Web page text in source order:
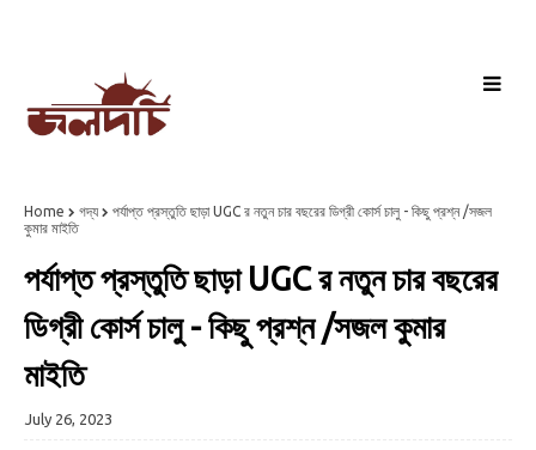
Home গদ্য
পর্যাপ্ত প্রস্তুতি ছাড়া UGC র নতুন চার বছরের ডিগ্রী কোর্স চালু - কিছু প্রশ্ন /সজল
কুমার মাইতি
পর্যাপ্ত প্রস্তুতি ছাড়া UGC র নতুন চার বছরের
ডিগ্রী কোর্স চালু - কিছু প্রশ্ন /সজল কুমার
মাইতি
July 26, 2023